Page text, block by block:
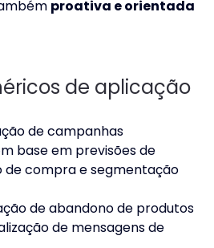
proativa e orientada
de aplicação
de campanhas
base em previsões de
compra e segmentação
de abandono de produtos
de mensagens de